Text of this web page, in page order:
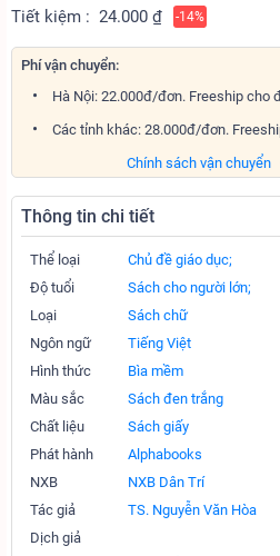
Tiết kiệm : 24.000 ₫ -14%
Phí vận chuyển:
Hà Nội: 22.000đ/đơn. Freeship cho
Các tỉnh khác: 28.000đ/đơn.
Chính sách vận chuyển
Thông tin chi tiết
Thể loại
Chủ đề giáo dục;
Độ tuổi
Sách cho người lớn;
Loại
Sách chữ
Ngôn ngữ
Tiếng Việt
Hình thức
Bìa mềm
Màu sắc
Sách đen trắng
Chất liệu
Sách giấy
Phát hành
Alphabooks
NXB
NXB Dân Trí
Tác giả
TS. Nguyễn Văn Hòa
Dịch giả